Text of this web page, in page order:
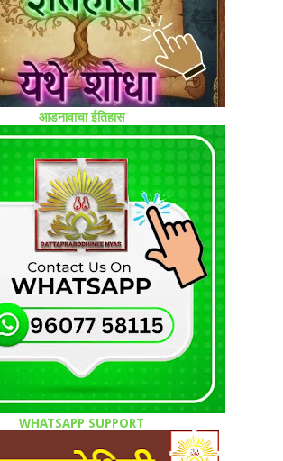
आडनावाचा ईतिहास
WHATSAPP SUPPORT